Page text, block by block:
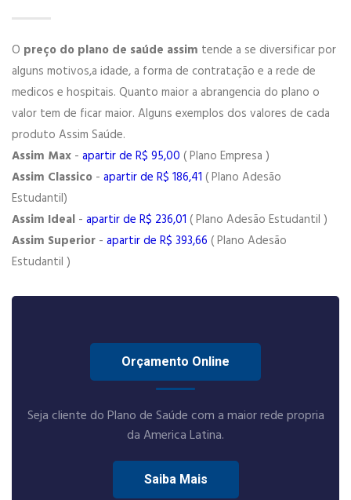
O preço do plano de saúde assim tende a se diversificar por
alguns motivos,a idade, a forma de contratação e a rede de
medicos e hospitais. Quanto maior a abrangencia do plano o
valor tem de ficar maior. Alguns exemplos dos valores de cada
produto Assim Saúde.
Assim Max - apartir de R$ 95,00 ( Plano Empresa )
Assim Classico - apartir de R$ 186,41 ( Plano Adesão
Estudantil)
Assim Ideal - apartir de R$ 236,01 ( Plano Adesão Estudantil )
Assim Superior - apartir de R$ 393,66 ( Plano Adesão
Estudantil )
Orçamento Online
Seja cliente do Plano de Saúde com a maior rede propria
da America Latina.
Saiba Mais